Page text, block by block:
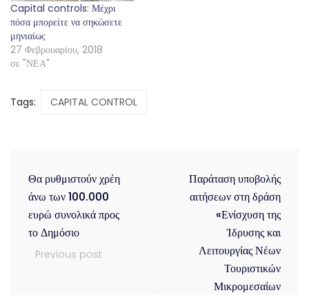
Capital controls: Μέχρι
πόσα μπορείτε να σηκώσετε
μηνιαίως
27 Φεβρουαρίου, 2018
σε "ΝΕΑ"
Tags: CAPITAL CONTROL
Θα ρυθμιστούν χρέη
άνω των 100.000
ευρώ συνολικά προς
το Δημόσιο
Previous post
Παράταση υποβολής
αιτήσεων στη δράση
«Ενίσχυση της
Ίδρυσης και
Λειτουργίας Νέων
Τουριστικών
Μικρομεσαίων